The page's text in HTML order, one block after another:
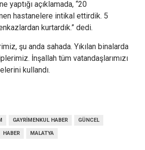
yaptığı açıklamada, “20
hastanelere intikal ettirdik. 5
kurtardık.” dedi.
şu anda sahada. Yıkılan binalarda
İnşallah tüm vatandaşlarımızı
kullandı.
GAYRIMENKUL HABER GÜNCEL
HABER MALATYA